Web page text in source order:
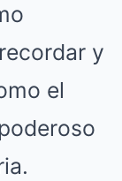
y
el